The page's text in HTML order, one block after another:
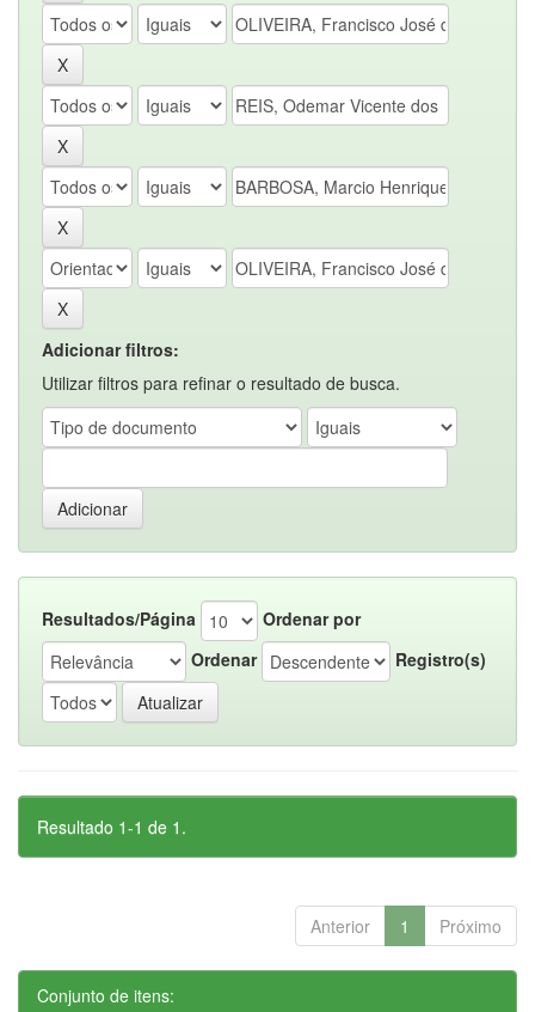
Adicionar filtros:
Utilizar filtros para refinar o resultado de busca.
Resultados/Página
Ordenar por
Ordenar
Registro(s)
Resultado 1-1 de 1.
Anterior 1 Próximo
Conjunto de itens: